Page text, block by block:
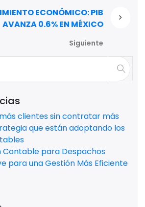
ECONÓMICO: PIB
AVANZA 0.6% EN MÉXICO
Siguiente
clientes sin contratar más
que están adoptando los
para Despachos
para una Gestión Más Eficiente